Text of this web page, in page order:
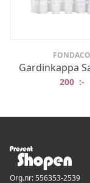
FONDACO
Gardinkappa
200 :-
Org.nr: 556353-2539